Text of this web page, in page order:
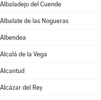
Albaladejo del Cuende
Albalate de las Nogueras
Albendea
Alcalá de la Vega
Alcantud
Alcázar del Rey